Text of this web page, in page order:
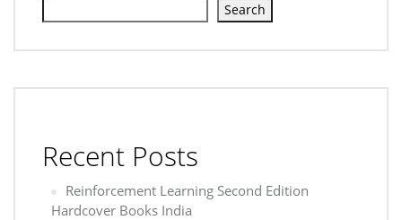
Search
Recent Posts
Reinforcement Learning Second Edition
Hardcover Books India